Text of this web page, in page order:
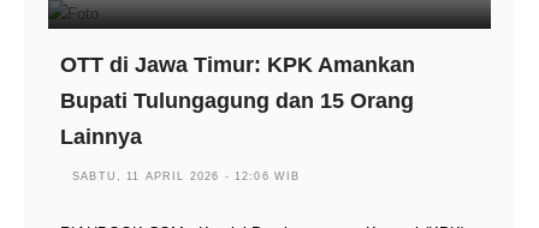
OTT di Jawa Timur: KPK Amankan
Bupati Tulungagung dan 15 Orang
Lainnya
SABTU, 11 APRIL 2026 - 12:06 WIB